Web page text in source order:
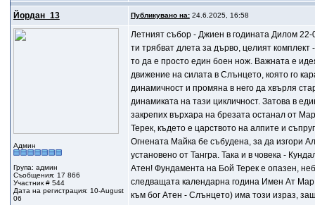
Йордан_13 Публикувано на:24.6.2025, 16:58
Админ
Група: админ
Съобщения: 17 866
Участник # 544
Дата на регистрация: 10-August
06
Летният събор - Джиен в годината Дилом
ти трябват длета за дърво, целият
то да е просто един боен нож. Важната е
движение на силата в Слънцето, която го
динамичност и промяна в него да хвърля
динамиката на тази цикличност. Затова в
закрепих върхара на брезата останал от
Терек, където е царството на алпите и
Огнената Майка бе събудена, за да изгори
установено от Тангра. Така и в човека -
Атен! Фундамента на Бой Терек е опазен,
следващата календарна година Имен Ат
към бог Атен - Слънцето) има този израз,